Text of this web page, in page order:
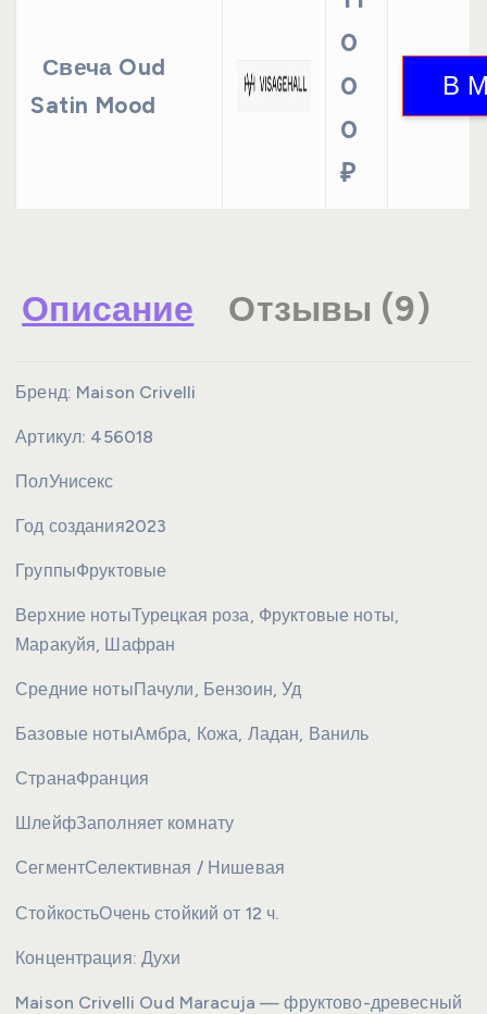
Свеча Oud
Satin Mood
0
0
0
₽
Описание Отзывы (9)
Бренд: Maison Crivelli
Артикул: 456018
ПолУнисекс
Год создания2023
ГруппыФруктовые
Верхние нотыТурецкая роза, Фруктовые ноты,
Маракуйя, Шафран
Средние нотыПачули, Бензоин, Уд
Базовые нотыАмбра, Кожа, Ладан, Ваниль
СтранаФранция
ШлейфЗаполняет комнату
СегментСелективная / Нишевая
СтойкостьОчень стойкий от 12 ч.
Концентрация:Духи
Maison Crivelli Oud Maracuja — фруктово-древесный